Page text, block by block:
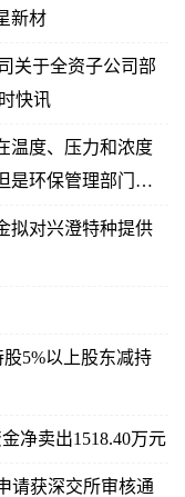
新材
关于全资子公司部
快讯
温度、压力和浓度
是环保管理部门关
拟对兴澄特种提供
5%以上股东减持
净卖出1518.40万元
请获深交所审核通